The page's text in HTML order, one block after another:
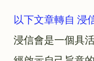
以下文章轉自 浸
浸信會是一個具